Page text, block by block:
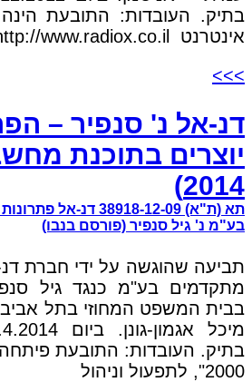
בתיק. העובדות: התובעת
אינטרנט http://www.radiox.co.il, המספק
>>>
דנ-אל נ' סנפיר –
יוצרים בתוכנת
2014)
תא (ת"א) 38918-12-09
בע"מ נ' גיל סנפיר (פורסם בנבו)
תביעה שהוגשה על ידי חברת
מתקדמים בע"מ כנגד גיל
בבית המשפט המחוזי בתל
בתיק. העובדות: התובעת
2000", לתפעול וניהול